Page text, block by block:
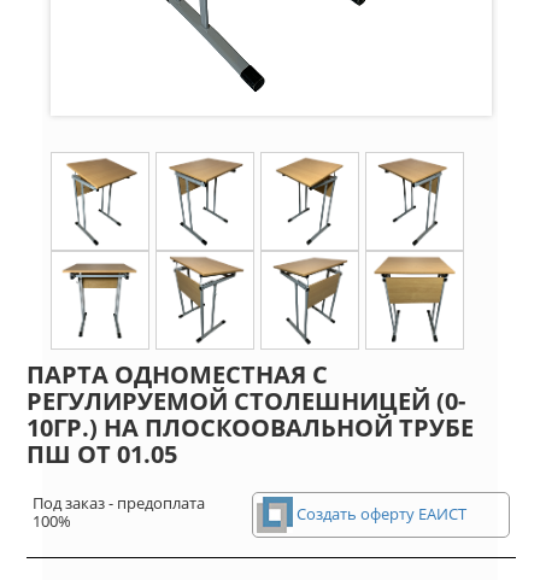
ПАРТА ОДНОМЕСТНАЯ С
РЕГУЛИРУЕМОЙ СТОЛЕШНИЦЕЙ (0-
10ГР.) НА ПЛОСКООВАЛЬНОЙ ТРУБЕ
ПШ ОТ 01.05
Под заказ - предоплата
100%
Создать оферту ЕАИСТ